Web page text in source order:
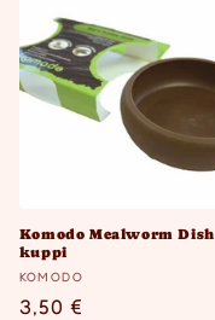
Komodo Mealworm Dish
kuppi
Myyjä:
KOMODO
Normaalihinta
3,50 €